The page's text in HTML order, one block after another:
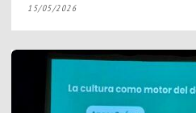
15/05/2026